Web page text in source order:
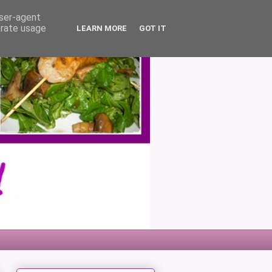
agent
usage
LEARN MORE GOT IT